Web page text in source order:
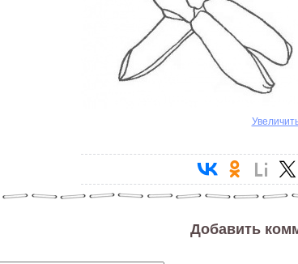
Добавить